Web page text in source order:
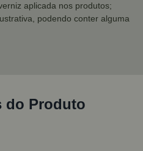
aplicada nos produtos;
podendo conter alguma
do Produto